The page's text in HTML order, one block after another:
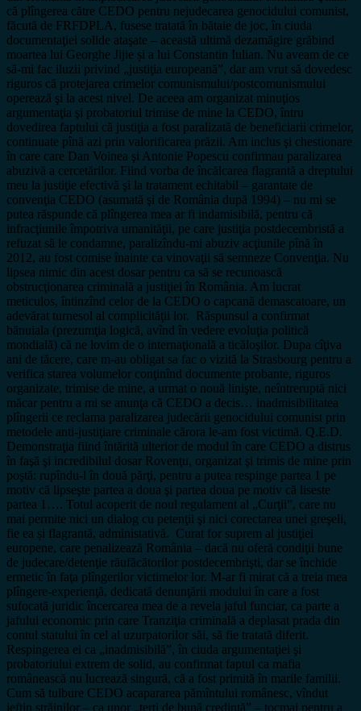
că plîngerea către CEDO pentru nejudecarea genocidului comunist,
făcută de FRFDPLA, fusese tratată în bătaie de joc, în ciuda
documentaţiei solide ataşate – această ultimă dezamăgire grăbind
moartea lui Georghe Jijie și a lui Constantin Iulian. Nu aveam de ce
să-mi fac iluzii privind „justiţia europeană”, dar am vrut să dovedesc
riguros că protejarea crimelor comunismului/postcomunismului
operează şi la acest nivel. De aceea am organizat minuţios
argumentaţia şi probatoriul trimise de mine la CEDO, întru
dovedirea faptului că justiţia a fost paralizată de beneficiarii crimelor,
continuate pînă azi prin valorificarea prăzii. Am inclus şi chestionare
în care care Dan Voinea şi Antonie Popescu confirmau paralizarea
abuzivă a cercetărilor. Fiind vorba de încălcarea flagrantă a dreptului
meu la justiţie efectivă şi la tratament echitabil – garantate de
convenţia CEDO (asumată şi de România după 1994) – nu mi se
putea răspunde că plîngerea mea ar fi indamisibilă, pentru că
infracţiunile împotriva umanităţii, pe care justiţia postdecembristă a
refuzat să le condamne, paralizîndu-mi abuziv acţiunile pînă în
2012, au fost comise înainte ca vinovaţii să semneze Convenţia. Nu
lipsea nimic din acest dosar pentru ca să se recunoască
obstrucţionarea criminală a justiţiei în România. Am lucrat
meticulos, întinzînd celor de la CEDO o capcană demascatoare, un
adevărat turnesol al complicităţii lor. Răspunsul a confirmat
bănuiala (prezumţia logică, avînd în vedere evoluţia politică
mondială) că ne lovim de o internaţională a ticăloşilor. Dupa cîţiva
ani de tăcere, care m-au obligat sa fac o vizită la Strasbourg pentru a
verifica starea volumelor conţinînd documente probante, riguros
organizate, trimise de mine, a urmat o nouă linişte, neîntreruptă nici
măcar pentru a mi se anunţa că CEDO a decis… inadmisibilitatea
plîngerii ce reclama paralizarea judecării genocidului comunist prin
metodele anti-justiţiare criminale cărora le-am fost victimă. Q.E.D.
Demonstraţia fiind întărită ulterior de modul în care CEDO a distrus
în faşă şi incredibilul dosar Rovenţu, organizat şi trimis de mine prin
poştă: rupîndu-l în două părţi, pentru a putea respinge partea 1 pe
motiv că lipseşte partea a doua şi partea doua pe motiv că liseste
partea 1…. Totul acoperit de noul regulament al „Curţii”, care nu
mai permite nici un dialog cu petenţii şi nici corectarea unei greşeli,
fie ea și flagrantă, administativă. Curat for suprem al justiţiei
europene, care penalizează România – dacă nu oferă condiţii bune
de judecare/detenţie răufăcătorilor postdecembrişti, dar se închide
ermetic în faţa plîngerilor victimelor lor. M-ar fi mirat că a treia mea
plîngere-experienţă, dedicată denunţării modului în care a fost
sufocată juridic încercarea mea de a revela jaful funciar, ca parte a
jafului economic prin care Tranziţia criminală a deplasat prada din
contul statului în cel al uzurpatorilor săi, să fie tratată diferit.
Respingerea ei ca „inadmisibilă”, în ciuda argumentaţiei şi
probatoriului extrem de solid, au confirmat faptul ca mafia
românească nu lucrează singură, că a fost primită în marile familii.
Cum să tulbure CEDO acapararea pămîntului românesc, vîndut
ieftin străinilor – ca unor „terţi de bună credinţă” – tocmai pentru a